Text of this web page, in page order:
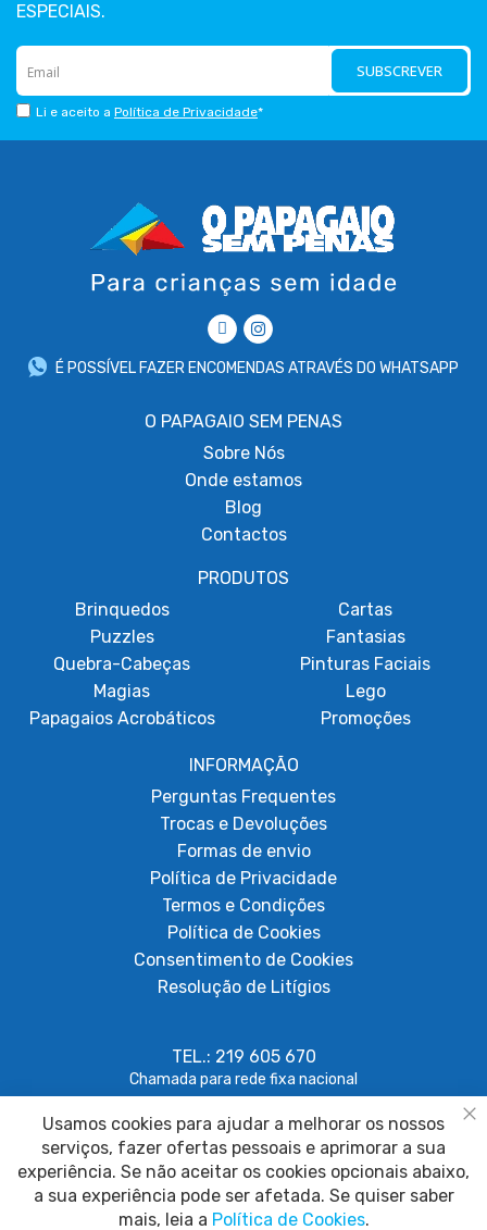
ESPECIAIS.
SUBSCREVER
Li e aceito a Política de Privacidade*
É POSSÍVEL FAZER ENCOMENDAS ATRAVÉS DO WHATSAPP
O PAPAGAIO SEM PENAS
Sobre Nós
Onde estamos
Blog
Contactos
PRODUTOS
Brinquedos
Puzzles
Quebra-Cabeças
Magias
Papagaios Acrobáticos
Cartas
Fantasias
Pinturas Faciais
Lego
Promoções
INFORMAÇÃO
Perguntas Frequentes
Trocas e Devoluções
Formas de envio
Política de Privacidade
Termos e Condições
Política de Cookies
Consentimento de Cookies
Resolução de Litígios
TEL.: 219 605 670
Chamada para rede fixa nacional
geral@papagaiosempenas.com
Usamos cookies para ajudar a melhorar os nossos
serviços, fazer ofertas pessoais e aprimorar a sua
experiência. Se não aceitar os cookies opcionais abaixo,
a sua experiência pode ser afetada. Se quiser saber
mais, leia a Política de Cookies.